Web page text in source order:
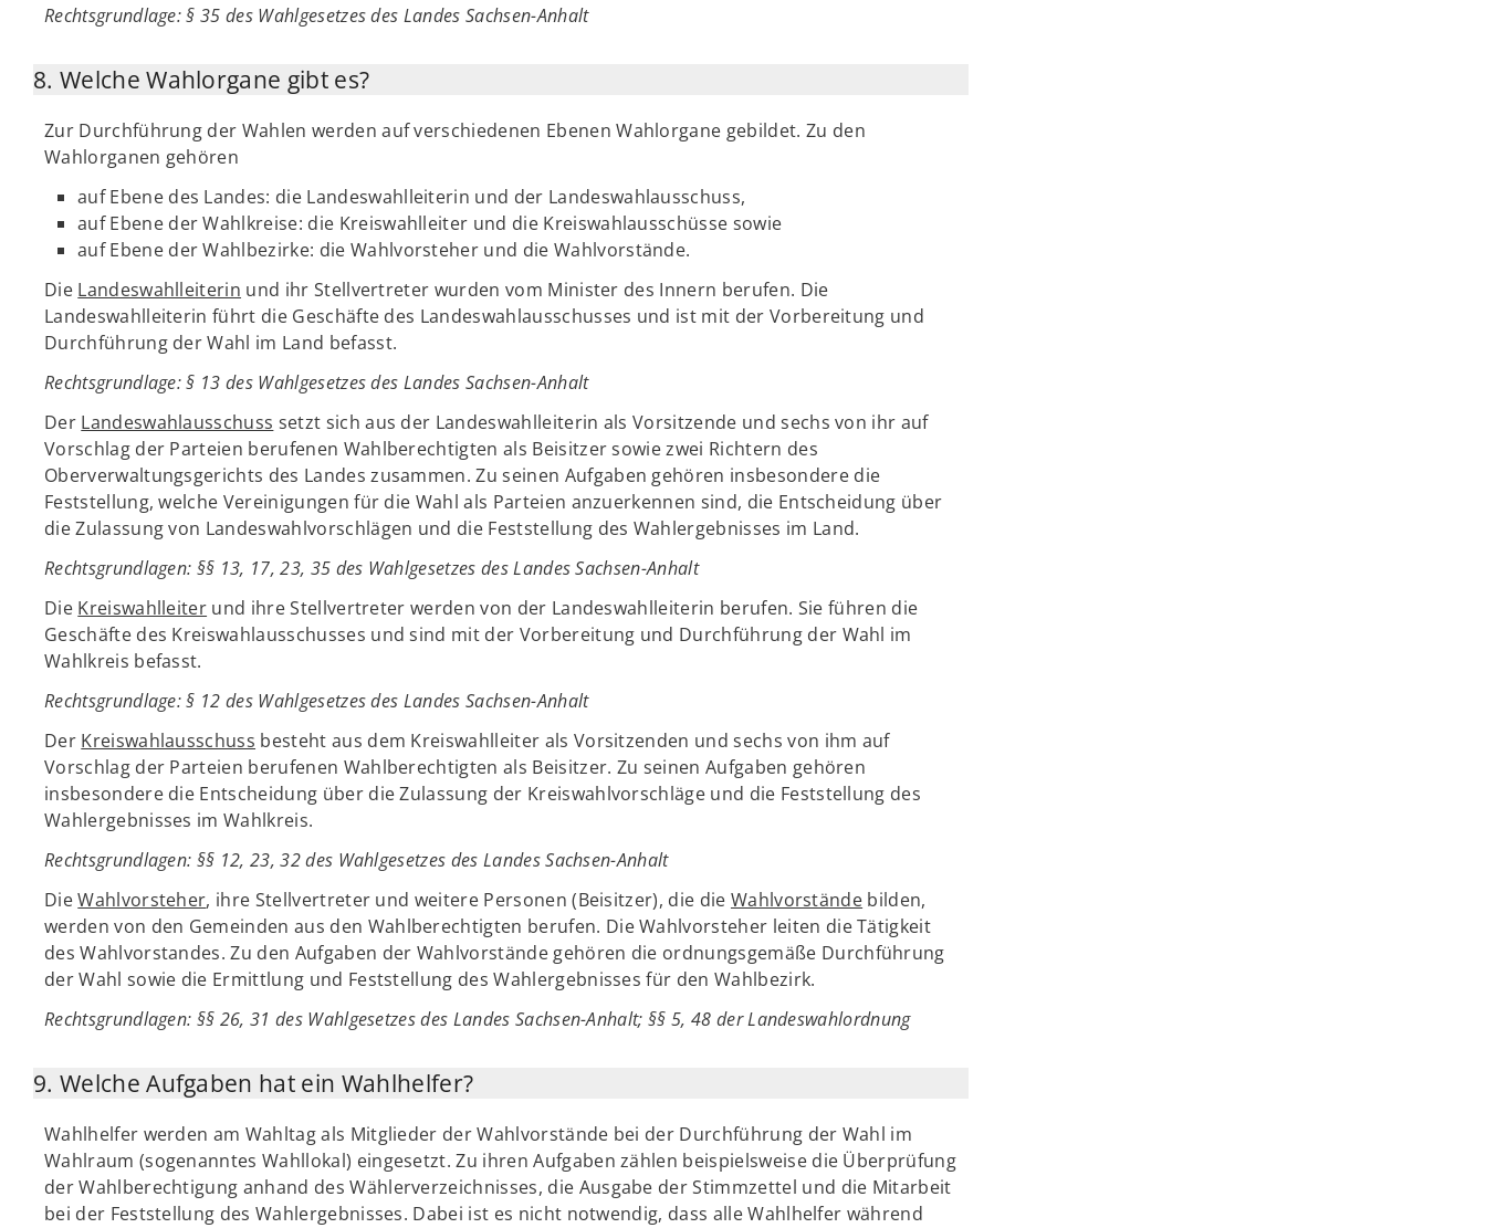
Rechtsgrundlage: § 35 des Wahlgesetzes des Landes Sachsen-Anhalt
8. Welche Wahlorgane gibt es?
Zur Durchführung der Wahlen werden auf verschiedenen Ebenen Wahlorgane gebildet. Zu den
Wahlorganen gehören
auf Ebene des Landes: die Landeswahlleiterin und der Landeswahlausschuss,
auf Ebene der Wahlkreise: die Kreiswahlleiter und die Kreiswahlausschüsse sowie
auf Ebene der Wahlbezirke: die Wahlvorsteher und die Wahlvorstände.
Die Landeswahlleiterin und ihr Stellvertreter wurden vom Minister des Innern berufen. Die
Landeswahlleiterin führt die Geschäfte des Landeswahlausschusses und ist mit der Vorbereitung und
Durchführung der Wahl im Land befasst.
Rechtsgrundlage: § 13 des Wahlgesetzes des Landes Sachsen-Anhalt
Der Landeswahlausschuss setzt sich aus der Landeswahlleiterin als Vorsitzende und sechs von ihr auf
Vorschlag der Parteien berufenen Wahlberechtigten als Beisitzer sowie zwei Richtern des
Oberverwaltungsgerichts des Landes zusammen. Zu seinen Aufgaben gehören insbesondere die
Feststellung, welche Vereinigungen für die Wahl als Parteien anzuerkennen sind, die Entscheidung über
die Zulassung von Landeswahlvorschlägen und die Feststellung des Wahlergebnisses im Land.
Rechtsgrundlagen: §§ 13, 17, 23, 35 des Wahlgesetzes des Landes Sachsen-Anhalt
Die Kreiswahlleiter und ihre Stellvertreter werden von der Landeswahlleiterin berufen. Sie führen die
Geschäfte des Kreiswahlausschusses und sind mit der Vorbereitung und Durchführung der Wahl im
Wahlkreis befasst.
Rechtsgrundlage: § 12 des Wahlgesetzes des Landes Sachsen-Anhalt
Der Kreiswahlausschuss besteht aus dem Kreiswahlleiter als Vorsitzenden und sechs von ihm auf
Vorschlag der Parteien berufenen Wahlberechtigten als Beisitzer. Zu seinen Aufgaben gehören
insbesondere die Entscheidung über die Zulassung der Kreiswahlvorschläge und die Feststellung des
Wahlergebnisses im Wahlkreis.
Rechtsgrundlagen: §§ 12, 23, 32 des Wahlgesetzes des Landes Sachsen-Anhalt
DieWahlvorsteher, ihre Stellvertreter und weitere Personen (Beisitzer), die die Wahlvorstände bilden,
werden von den Gemeinden aus den Wahlberechtigten berufen. Die Wahlvorsteher leiten die Tätigkeit
des Wahlvorstandes. Zu den Aufgaben der Wahlvorstände gehören die ordnungsgemäße Durchführung
der Wahl sowie die Ermittlung und Feststellung des Wahlergebnisses für den Wahlbezirk.
Rechtsgrundlagen: §§ 26, 31 des Wahlgesetzes des Landes Sachsen-Anhalt; §§ 5, 48 der Landeswahlordnung
9. Welche Aufgaben hat ein Wahlhelfer?
Wahlhelfer werden am Wahltag als Mitglieder der Wahlvorstände bei der Durchführung der Wahl im
Wahlraum (sogenanntes Wahllokal) eingesetzt. Zu ihren Aufgaben zählen beispielsweise die Überprüfung
der Wahlberechtigung anhand des Wählerverzeichnisses, die Ausgabe der Stimmzettel und die Mitarbeit
bei der Feststellung des Wahlergebnisses. Dabei ist es nicht notwendig, dass alle Wahlhelfer während